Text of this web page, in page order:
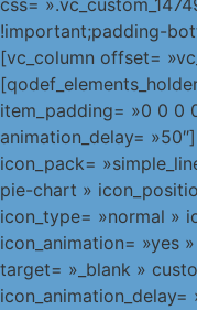
css=
!important;padding-
[vc_column offset=
item_padding= »0 0 0
animation_delay=
icon_pack=
pie-chart »
icon_type= »normal »
icon_animation= »yes
target= »_blank »